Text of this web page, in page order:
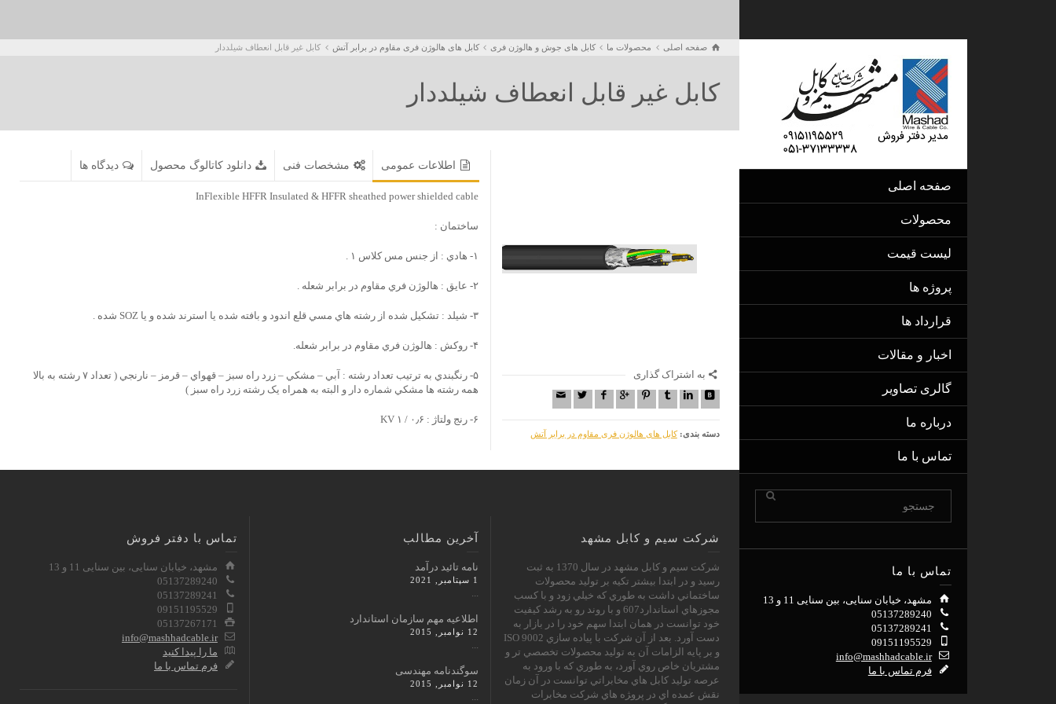
صفحه اصلی
محصولات
لیست قیمت
پروژه ها
قرارداد ها
اخبار و مقالات
گالری تصاویر
درباره ما
تماس با ما
تماس با ما
مشهد، خیابان سنایی، بین سنایی 11 و 13
05137289240
05137289241
09151195529
info@mashhadcable.ir
فرم تماس با ما
صفحه اصلی محصولات ما کابل های جوش و هالوژن فری کابل های هالوژن فری مقاوم در برابر آتش کابل غير قابل انعطاف شيلددار
کابل غير قابل انعطاف شيلددار
به اشتراک گذاری
دسته بندی: کابل های هالوژن فری مقاوم در برابر آتش
اطلاعات عمومی مشخصات فنی دانلود کاتالوگ محصول دیدگاه ها
InFlexible HFFR Insulated & HFFR sheathed power shielded cable
ساختمان :
۱- هادي : از جنس مس کلاس ۱ .
۲- عايق : هالوژن فري مقاوم در برابر شعله .
۳- شيلد : تشکيل شده از رشته هاي مسي قلع اندود و بافته شده يا استرند شده و يا SOZ شده .
۴- روکش : هالوژن فري مقاوم در برابر شعله.
۵- رنگبندي به ترتيب تعداد رشته : آبي – مشکي – زرد راه سبز – قهواي – قرمز – نارنجي ( تعداد ۷ رشته به بالا
همه رشته ها مشکي شماره دار و البته به همراه يک رشته زرد راه سبز )
۶- رنج ولتاژ : ۰٫۶ / ۱ KV
شرکت سیم و کابل مشهد
شرکت سيم و كابل مشهد در سال 1370 به ثبت
رسيد و در ابتدا بيشتر تكيه بر توليد محصولات
ساختماني داشت به طوري كه خيلي زود و با كسب
مجوزهاي استاندارد607 و با روند رو به رشد كيفيت
خود توانست در همان ابتدا سهم خود را در بازار به
دست آورد. بعد از آن شركت با پياده سازي ISO 9002
و بر پايه الزامات آن به توليد محصولات تخصصي تر و
مشتريان خاص روي آورد، به طوري كه با ورود به
عرصه توليد كابل هاي مخابراتي توانست در آن زمان
نقش عمده اي در پرو‍‍‍‍‍‍‍‍‍‍ژه هاي شركت مخابرات
آخرین مطالب
نامه تائید درآمد
1 سپتامبر, 2021
...
اطلاعیه مهم سازمان استاندارد
12 نوامبر, 2015
...
سوگندنامه مهندسی
12 نوامبر, 2015
...
تماس با دفتر فروش
مشهد، خیابان سنایی، بین سنایی 11 و 13
05137289240
05137289241
09151195529
05137267171
info@mashhadcable.ir
ما را پیدا کنید
فرم تماس با ما